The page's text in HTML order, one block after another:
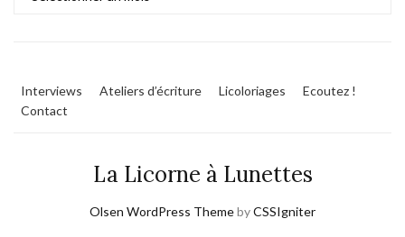
Interviews Ateliers d’écriture Licoloriages
Ecoutez !
Contact
La Licorne à Lunettes
Olsen WordPress ThemebyCSSIgniter